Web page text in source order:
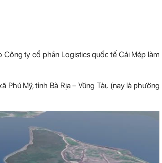
ty cổ phần Logistics quốc tế Cái Mép làm
Mỹ, tỉnh Bà Rịa – Vũng Tàu (nay là phường